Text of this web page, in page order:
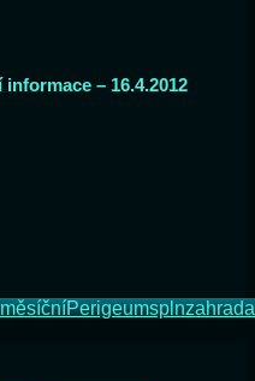
– 16.4.2012
měsíčníPerigeumsplnzahrada